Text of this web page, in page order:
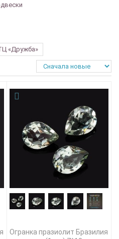
«Дружба»
Огранка празиолит Бразилия